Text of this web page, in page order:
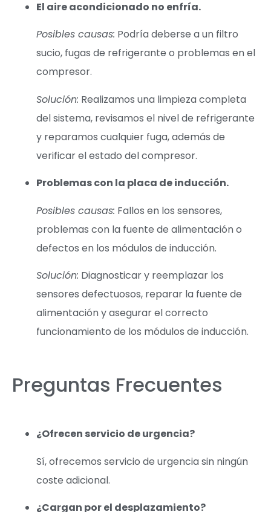
El aire acondicionado no enfría.
Posibles causas: Podría deberse a un filtro
sucio, fugas de refrigerante o problemas en el
compresor.
Solución: Realizamos una limpieza completa
del sistema, revisamos el nivel de refrigerante
y reparamos cualquier fuga, además de
verificar el estado del compresor.
Problemas con la placa de inducción.
Posibles causas: Fallos en los sensores,
problemas con la fuente de alimentación o
defectos en los módulos de inducción.
Solución: Diagnosticar y reemplazar los
sensores defectuosos, reparar la fuente de
alimentación y asegurar el correcto
funcionamiento de los módulos de inducción.
Preguntas Frecuentes
¿Ofrecen servicio de urgencia?
Sí, ofrecemos servicio de urgencia sin ningún
coste adicional.
¿Cargan por el desplazamiento?